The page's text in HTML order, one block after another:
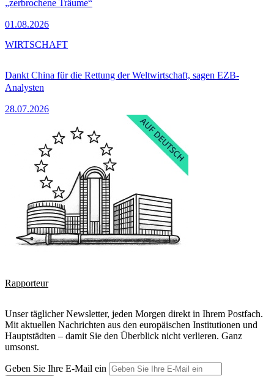
„zerbrochene Träume“
01.08.2026
Dankt China für die Rettung der Weltwirtschaft, sagen EZB-
Analysten
28.07.2026
WIRTSCHAFT
Rapporteur
Unser täglicher Newsletter, jeden Morgen direkt in Ihrem Postfach.
Mit aktuellen Nachrichten aus den europäischen Institutionen und
Hauptstädten – damit Sie den Überblick nicht verlieren. Ganz
umsonst.
Geben Sie Ihre E-Mail ein